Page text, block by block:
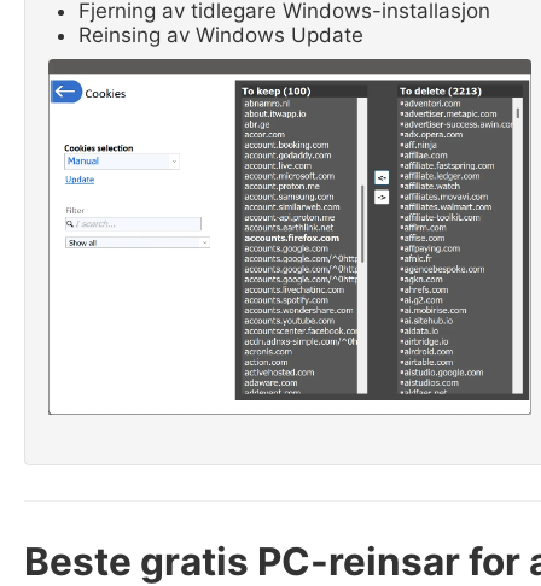
Fjerning av tidlegare Windows-installasjon
Reinsing av Windows Update
Beste gratis PC-reinsar for